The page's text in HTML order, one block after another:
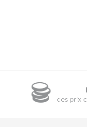
des prix